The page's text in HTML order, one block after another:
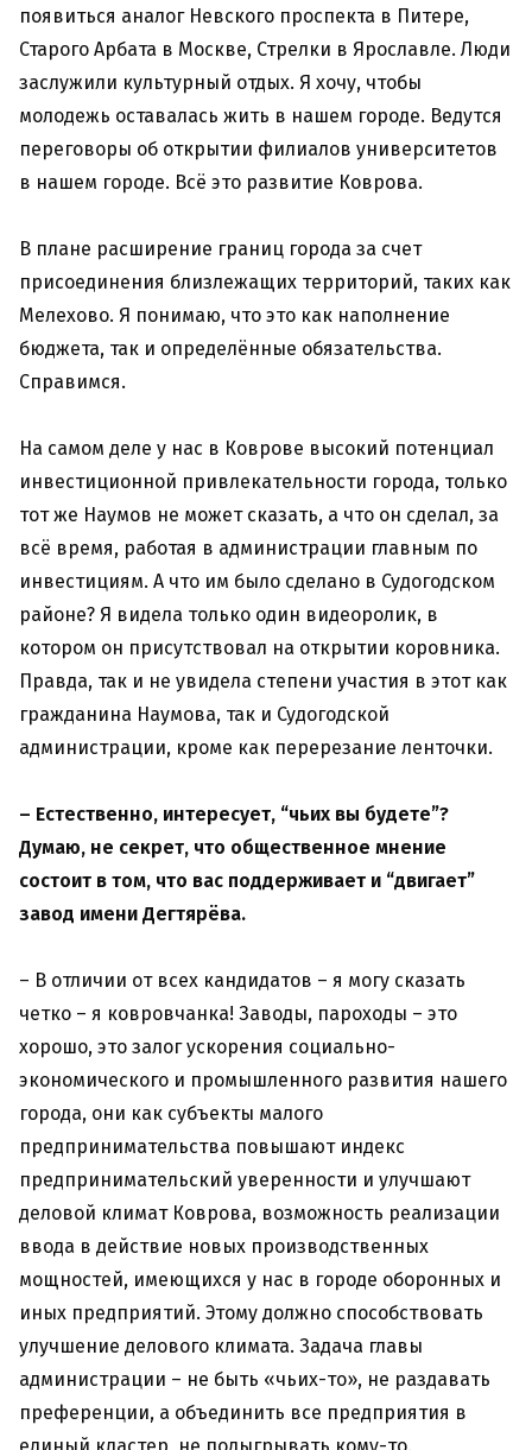
появиться аналог Невского проспекта в Питере,
Старого Арбата в Москве, Стрелки в Ярославле. Люди
заслужили культурный отдых. Я хочу, чтобы
молодежь оставалась жить в нашем городе. Ведутся
переговоры об открытии филиалов университетов
в нашем городе. Всё это развитие Коврова.
В плане расширение границ города за счет
присоединения близлежащих территорий, таких как
Мелехово. Я понимаю, что это как наполнение
бюджета, так и определённые обязательства.
Справимся.
На самом деле у нас в Коврове высокий потенциал
инвестиционной привлекательности города, только
тот же Наумов не может сказать, а что он сделал, за
всё время, работая в администрации главным по
инвестициям. А что им было сделано в Судогодском
районе? Я видела только один видеоролик, в
котором он присутствовал на открытии коровника.
Правда, так и не увидела степени участия в этот как
гражданина Наумова, так и Судогодской
администрации, кроме как перерезание ленточки.
– Естественно, интересует, “чьих вы будете”?
Думаю, не секрет, что общественное мнение
состоит в том, что вас поддерживает и “двигает”
завод имени Дегтярёва.
– В отличии от всех кандидатов – я могу сказать
четко – я ковровчанка! Заводы, пароходы – это
хорошо, это залог ускорения социально-
экономического и промышленного развития нашего
города, они как субъекты малого
предпринимательства повышают индекс
предпринимательский уверенности и улучшают
деловой климат Коврова, возможность реализации
ввода в действие новых производственных
мощностей, имеющихся у нас в городе оборонных и
иных предприятий. Этому должно способствовать
улучшение делового климата. Задача главы
администрации – не быть «чьих-то», не раздавать
преференции, а объединить все предприятия в